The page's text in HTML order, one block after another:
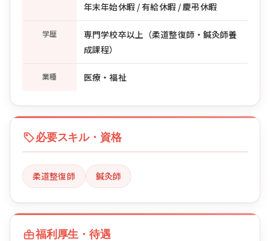
年末年始休暇 / 有給休暇 / 慶弔休暇
学歴
専門学校卒以上（柔道整復師・鍼灸師養
成課程）
業種 医療・福祉
必要スキル・資格
柔道整復師 鍼灸師
福利厚生・待遇